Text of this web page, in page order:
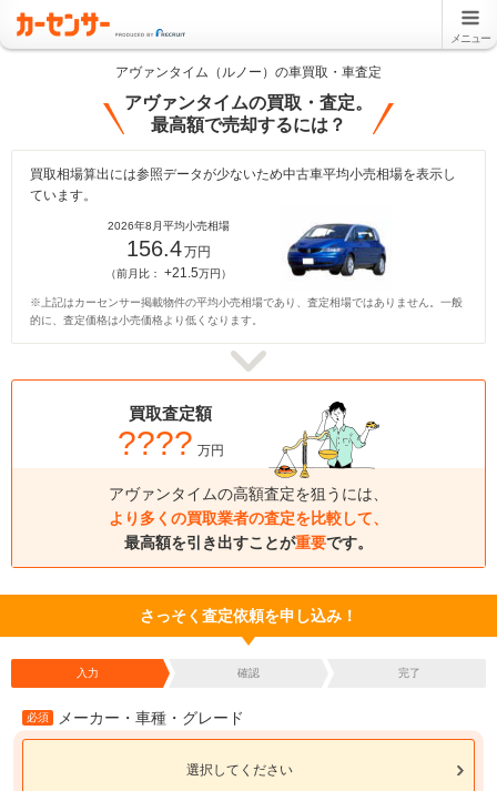
メニュー
アヴァンタイム（ルノー）の車買取・車査定
アヴァンタイムの買取・査定。
最高額で売却するには？
買取相場算出には参照データが少ないため中古車平均小売相場を表示し
ています。
2026年8月平均小売相場
156.4万円
（前月比： +21.5万円）
※上記はカーセンサー掲載物件の平均小売相場であり、査定相場ではありません。一般
的に、査定価格は小売価格より低くなります。
買取査定額
???? 万円
アヴァンタイムの高額査定を狙うには、
より多くの買取業者の査定を比較して、
最高額を引き出すことが重要です。
さっそく査定依頼を申し込み！
入力 確認 完了
必須 メーカー・車種・グレード
選択してください